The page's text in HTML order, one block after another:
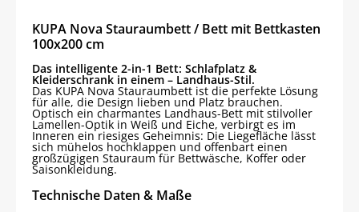
cm
Menge
KUPA Nova Stauraumbett / Bett mit Bettkasten
100x200 cm
Das intelligente 2-in-1 Bett: Schlafplatz &
Kleiderschrank in einem – Landhaus-Stil.
Das KUPA Nova Stauraumbett ist die perfekte Lösung
für alle, die Design lieben und Platz brauchen.
Optisch ein charmantes Landhaus-Bett mit stilvoller
Lamellen-Optik in Weiß und Eiche, verbirgt es im
Inneren ein riesiges Geheimnis: Die Liegefläche lässt
sich mühelos hochklappen und offenbart einen
großzügigen Stauraum für Bettwäsche, Koffer oder
Saisonkleidung.
Technische Daten & Maße